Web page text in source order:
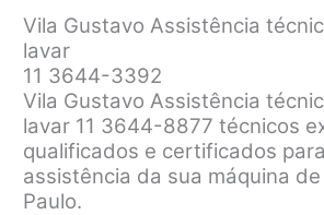
Vila Gustavo Assistência
lavar
11 3644-3392
Vila Gustavo Assistência
lavar 11 3644-8877 técnicos
qualificados e certificados
assistência da sua máquina
Paulo.